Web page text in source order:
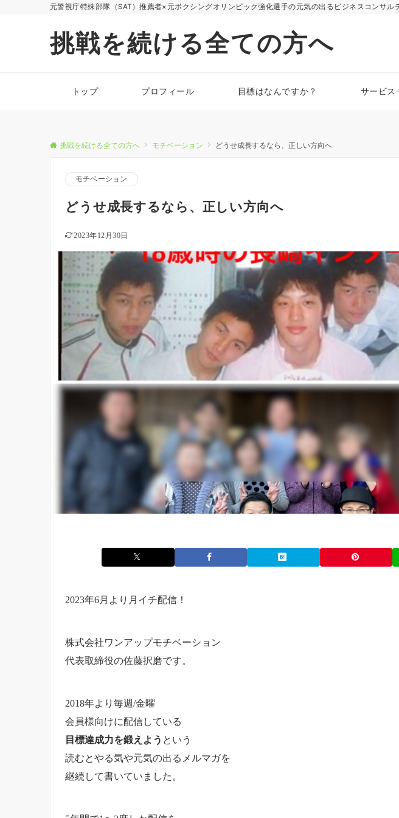
元警視庁特殊部隊（SAT）推薦者×元ボクシングオリンピック強化選手の元気の出るビジネスコンサル
挑戦を続ける全ての方へ
トップ プロフィール 目標はなんですか？ サービス
挑戦を続ける全ての方へ モチベーション どうせ成長するなら、正しい方向へ
モチベーション
どうせ成長するなら、正しい方向へ
2023年12月30日
2023年6月より月イチ配信！
株式会社ワンアップモチベーション
代表取締役の佐藤択磨です。
2018年より毎週/金曜
会員様向けに配信している
目標達成力を鍛えよう という
読むとやる気や元気の出るメルマガを
継続して書いていました。